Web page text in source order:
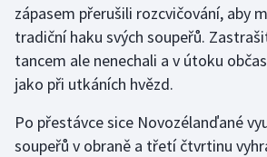
Olympijské hry
Parasport
Plavání
zápasem přerušili rozcvičování, aby
tradiční haku svých soupeřů.
tancem ale nenechali a v útoku
jako při utkáních hvězd.
Po přestávce sice Novozélanďané
soupeřů v obraně a třetí čtvrtinu